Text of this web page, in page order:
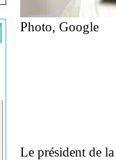
Photo, Google
Le président de